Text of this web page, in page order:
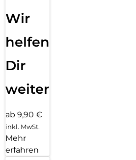
Wir
helfen
Dir
weiter
ab 9,90 €
inkl. MwSt.
Mehr
erfahren